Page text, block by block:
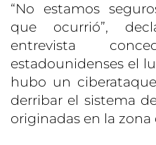
“No estamos
que ocurrió”,
entrevista
estadounidenses el
hubo un
derribar el sistema
originadas en la zona